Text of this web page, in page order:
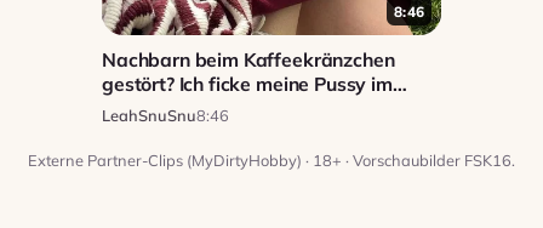
8:46
Nachbarn beim Kaffeekränzchen
gestört? Ich ficke meine Pussy im
Garten & squirte!!
LeahSnuSnu8:46
Externe Partner-Clips (MyDirtyHobby) · 18+ · Vorschaubilder FSK16.